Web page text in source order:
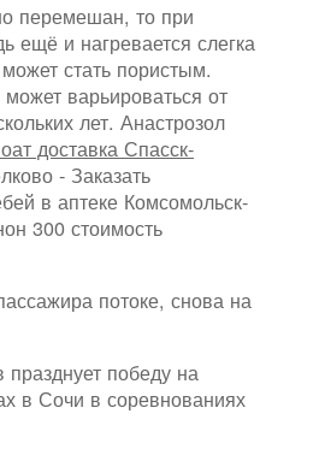
перемешан, то при
ещё и нагревается слегка
стать пористым.
варьироваться от
лет. Анастрозол
доставка Спасск-
- Заказать
в аптеке Комсомольск-
300 стоимость
потоке, снова на
победу на
в Сочи в соревнованиях